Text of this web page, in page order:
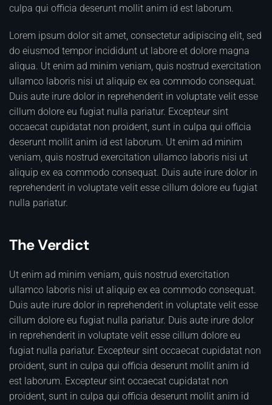
culpa qui officia deserunt mollit anim id est laborum.
Lorem ipsum dolor sit amet, consectetur adipiscing elit, sed
do eiusmod tempor incididunt ut labore et dolore magna
aliqua. Ut enim ad minim veniam, quis nostrud exercitation
ullamco laboris nisi ut aliquip ex ea commodo consequat.
Duis aute irure dolor in reprehenderit in voluptate velit esse
cillum dolore eu fugiat nulla pariatur. Excepteur sint
occaecat cupidatat non proident, sunt in culpa qui officia
deserunt mollit anim id est laborum. Ut enim ad minim
veniam, quis nostrud exercitation ullamco laboris nisi ut
aliquip ex ea commodo consequat. Duis aute irure dolor in
reprehenderit in voluptate velit esse cillum dolore eu fugiat
nulla pariatur.
The Verdict
Ut enim ad minim veniam, quis nostrud exercitation
ullamco laboris nisi ut aliquip ex ea commodo consequat.
Duis aute irure dolor in reprehenderit in voluptate velit esse
cillum dolore eu fugiat nulla pariatur. Duis aute irure dolor
in reprehenderit in voluptate velit esse cillum dolore eu
fugiat nulla pariatur. Excepteur sint occaecat cupidatat non
proident, sunt in culpa qui officia deserunt mollit anim id
est laborum. Excepteur sint occaecat cupidatat non
proident, sunt in culpa qui officia deserunt mollit anim id